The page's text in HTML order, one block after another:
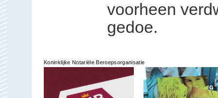
voorheen
gedoe.
Koninklijke Notariële Beroepsorganisatie